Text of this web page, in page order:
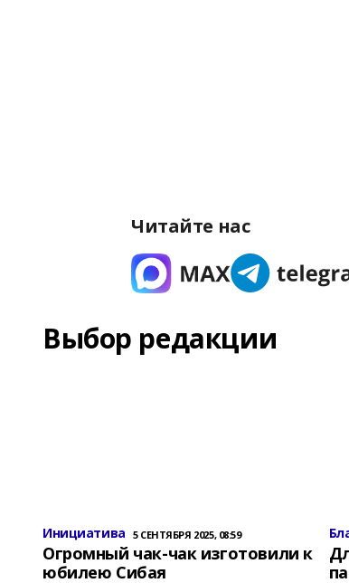
Читайте нас
Выбор редакции
Инициатива 5 СЕНТЯБРЯ 2025, 08:59
Огромный чак-чак изготовили к
юбилею Сибая